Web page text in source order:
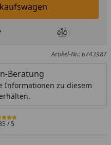
den Einkaufswagen legen
hinzufügenProdukt
Artikel-Nr.: 6743987
Beratung
Informationen zu diesem
/ 5